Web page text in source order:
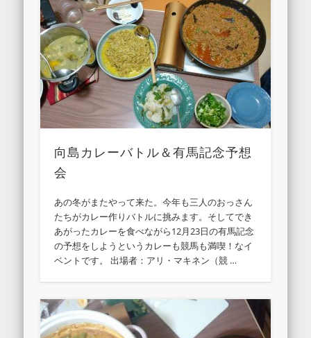
向島カレーバトル＆有馬記念予想
会
あの冬がまたやって来た。今年も三人のおっさん
たちがカレー作りバトルに挑みます。そしてでき
あがったカレーを食べながら12月23日の有馬記念
の予想をしようというカレーも競馬も満喫！なイ
ベントです。 出場者：アリ・マキネン（競 …